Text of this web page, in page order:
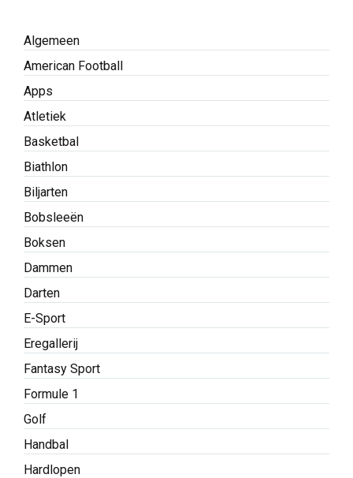
Algemeen
American Football
Apps
Atletiek
Basketbal
Biathlon
Biljarten
Bobsleeën
Boksen
Dammen
Darten
E-Sport
Eregallerij
Fantasy Sport
Formule 1
Golf
Handbal
Hardlopen